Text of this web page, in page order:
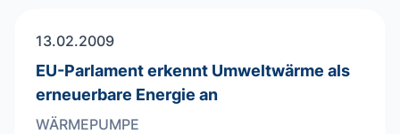
13.02.2009
EU-Parlament erkennt Umweltwärme als
erneuerbare Energie an
WÄRMEPUMPE